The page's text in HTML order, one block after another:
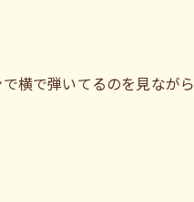
横で弾いてるのを見ながら